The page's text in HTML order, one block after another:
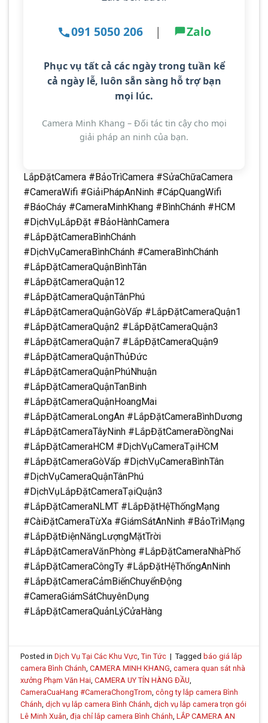
091 5050 206 | Zalo
Phục vụ tất cả các ngày trong tuần kể
cả ngày lễ, luôn sẵn sàng hỗ trợ bạn
mọi lúc.
Camera Minh Khang – Đối tác tin cậy cho mọi
giải pháp an ninh của bạn.
LắpĐặtCamera #BảoTrìCamera #SửaChữaCamera
#CameraWifi #GiảiPhápAnNinh #CápQuangWifi
#BáoCháy #CameraMinhKhang #BìnhChánh #HCM
#DịchVụLắpĐặt #BảoHànhCamera
#LắpĐặtCameraBìnhChánh
#DịchVụCameraBìnhChánh #CameraBìnhChánh
#LắpĐặtCameraQuậnBìnhTân
#LắpĐặtCameraQuận12
#LắpĐặtCameraQuậnTânPhú
#LắpĐặtCameraQuậnGòVấp #LắpĐặtCameraQuận1
#LắpĐặtCameraQuận2 #LắpĐặtCameraQuận3
#LắpĐặtCameraQuận7 #LắpĐặtCameraQuận9
#LắpĐặtCameraQuậnThủĐức
#LắpĐặtCameraQuậnPhúNhuận
#LắpĐặtCameraQuậnTanBinh
#LắpĐặtCameraQuậnHoangMai
#LắpĐặtCameraLongAn #LắpĐặtCameraBìnhDương
#LắpĐặtCameraTâyNinh #LắpĐặtCameraĐồngNai
#LắpĐặtCameraHCM #DịchVụCameraTạiHCM
#LắpĐặtCameraGòVấp #DịchVụCameraBìnhTân
#DịchVụCameraQuậnTânPhú
#DịchVụLắpĐặtCameraTạiQuận3
#LắpĐặtCameraNLMT #LắpĐặtHệThốngMạng
#CàiĐặtCameraTừXa #GiámSátAnNinh #BảoTrìMạng
#LắpĐặtĐiệnNăngLượngMặtTrời
#LắpĐặtCameraVănPhòng #LắpĐặtCameraNhàPhố
#LắpĐặtCameraCôngTy #LắpĐặtHệThốngAnNinh
#LắpĐặtCameraCảmBiếnChuyểnĐộng
#CameraGiámSátChuyênDụng
#LắpĐặtCameraQuảnLýCửaHàng
Posted inDịch Vụ Tại Các Khu Vực ,Tin Tức | Taggedbáo giá lắp
camera Bình Chánh ,CAMERA MINH KHANG ,camera quan sát nhà
xưởng Phạm Văn Hai ,CAMERA UY TÍN HÀNG ĐẦU
CameraCuaHang #CameraChongTrom ,công ty lắp camera Bình
Chánh ,dịch vụ lắp camera Bình Chánh ,dịch vụ lắp camera trọn gói
Lê Minh Xuân ,địa chỉ lắp camera Bình Chánh ,LẮP CAMERA AN